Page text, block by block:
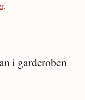
.
i garderoben